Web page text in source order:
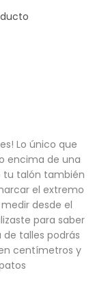
Lo único que
encima de una
tu talón también
el extremo
desde el
para saber
talles podrás
centímetros y